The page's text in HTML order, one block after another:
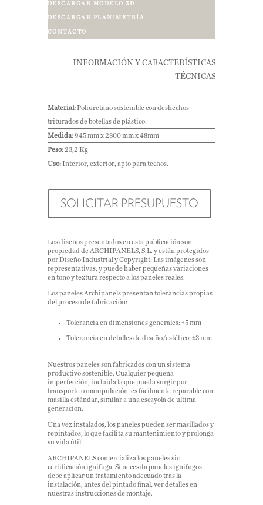
DESCARGAR MODELO 3D
DESCARGAR PLANIMETRÍA
CONTACTO
INFORMACIÓN Y CARACTERÍSTICAS
TÉCNICAS
Material:Poliuretano sostenible con deshechos
triturados de botellas de plástico.
Medida:945 mm x 2800 mm x 48mm
Peso:23,2 Kg
Uso:Interior, exterior, apto para techos.
SOLICITAR PRESUPUESTO
Los diseños presentados en esta publicación son
propiedad de ARCHIPANELS, S.L. y están protegidos
por Diseño Industrial y Copyright. Las imágenes son
representativas, y puede haber pequeñas variaciones
en tono y textura respecto a los paneles reales.
Los paneles Archipanels presentan tolerancias propias
del proceso de fabricación:
Tolerancia en dimensiones generales: ±5 mm
Tolerancia en detalles de diseño/estético: ±3 mm
Nuestros paneles son fabricados con un sistema
productivo sostenible. Cualquier pequeña
imperfección, incluida la que pueda surgir por
transporte o manipulación, es fácilmente reparable con
masilla estándar, similar a una escayola de última
generación.
Una vez instalados, los paneles pueden ser masillados y
repintados, lo que facilita su mantenimiento y prolonga
su vida útil.
ARCHIPANELS comercializa los paneles sin
certificación ignífuga. Si necesita paneles ignífugos,
debe aplicar un tratamiento adecuado tras la
instalación, antes del pintado final, ver detalles en
nuestras instrucciones de montaje.